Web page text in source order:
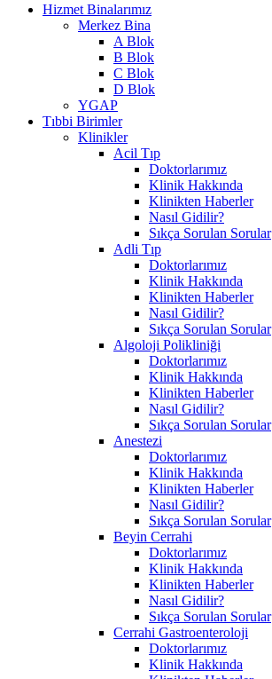
Hizmet Binalarımız
Merkez Bina
A Blok
B Blok
C Blok
D Blok
YGAP
Tıbbi Birimler
Klinikler
Acil Tıp
Doktorlarımız
Klinik Hakkında
Klinikten Haberler
Nasıl Gidilir?
Sıkça Sorulan Sorular
Adli Tıp
Doktorlarımız
Klinik Hakkında
Klinikten Haberler
Nasıl Gidilir?
Sıkça Sorulan Sorular
Algoloji Polikliniği
Doktorlarımız
Klinik Hakkında
Klinikten Haberler
Nasıl Gidilir?
Sıkça Sorulan Sorular
Anestezi
Doktorlarımız
Klinik Hakkında
Klinikten Haberler
Nasıl Gidilir?
Sıkça Sorulan Sorular
Beyin Cerrahi
Doktorlarımız
Klinik Hakkında
Klinikten Haberler
Nasıl Gidilir?
Sıkça Sorulan Sorular
Cerrahi Gastroenteroloji
Doktorlarımız
Klinik Hakkında